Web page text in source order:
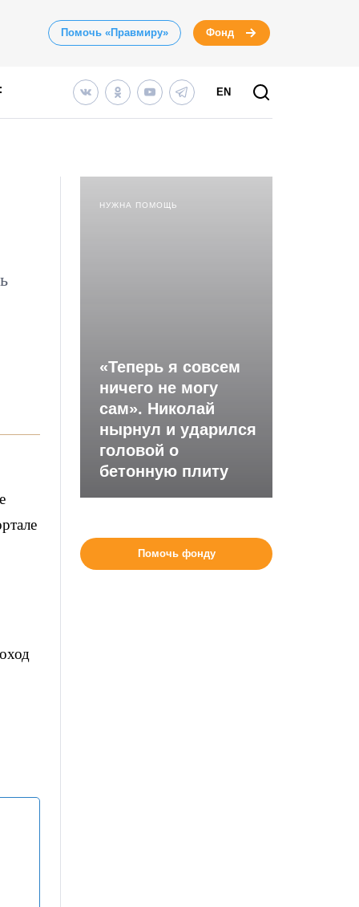
Помочь «Правмиру» Фонд
EN
НУЖНА ПОМОЩЬ
«Теперь я совсем
ничего не могу
сам». Николай
нырнул и ударился
головой о
бетонную плиту
Помочь фонду